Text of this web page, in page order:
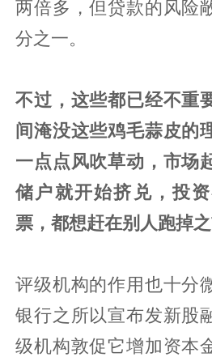
两倍多，但贷款的风险
分之一。
不过，这些都已经不重
间淹没这些鸡毛蒜皮的
一点点风吹草动，市场
储户就开始挤兑，投
票，都想赶在别人跑掉之
评级机构的作用也十分
银行之所以宣布发新股
级机构敦促它增加资本